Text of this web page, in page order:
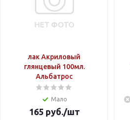
лак Акриловый
глянцевый 100мл.
Альбатрос
Мало
165 руб./шт